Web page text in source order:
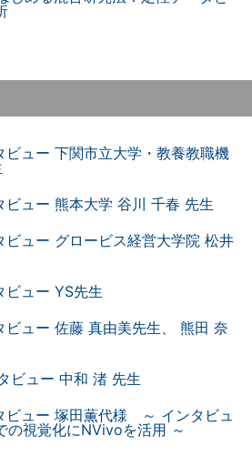
ュー 下関市立大学・教養教職機
ュー 熊本大学 谷川 千春 先生
ュー グロービス経営大学院 松井
ュー YS先生
ュー 佐藤 真由美先生、 熊田 奈
ビュー 中和 渚 先生
ビュー 塚田薫代様 ～ インタビュ
の視覚化にNVivoを活用 ～